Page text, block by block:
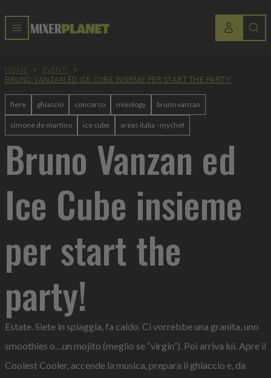
HOME > EVENTI
>
BRUNO VANZAN ED ICE CUBE INSIEME PER START THE PARTY!
fiere ghiaccio concorso mixology bruno vanzan
simone de martino ice cube areas italia - mychef
Bruno Vanzan ed
Ice Cube insieme
per start the
party!
Estate. Siete in spiaggia, fa caldo. Ci vorrebbe una granita, uno
smoothies o…un mojito (meglio se “virgin”). Poi arriva lui. Apre il
Coolest Cooler, accende la musica, prepara il ghiaccio e, da